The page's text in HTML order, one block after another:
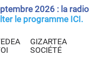
2026 : la radio
le programme ICI.
GIZARTEA
SOCIÉTÉ